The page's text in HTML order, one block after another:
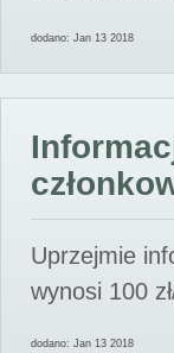
dodano: Jan 13 2018
Uprzejmie
wynosi 100
dodano: Jan 13 2018